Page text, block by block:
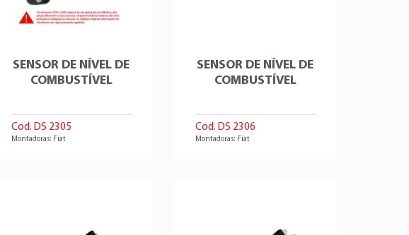
SENSOR DE NÍVEL DE
COMBUSTÍVEL
Cod. DS 2305
Montadoras: Fiat
SENSOR DE NÍVEL DE
COMBUSTÍVEL
Cod. DS 2306
Montadoras: Fiat